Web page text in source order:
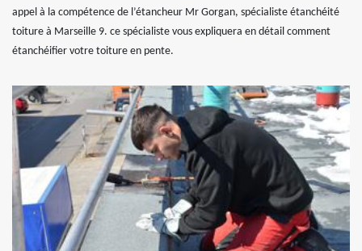
appel à la compétence de l’étancheur Mr Gorgan, spécialiste étanchéité
toiture à Marseille 9. ce spécialiste vous expliquera en détail comment
étanchéifier votre toiture en pente.